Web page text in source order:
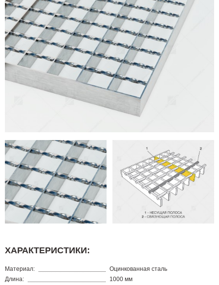
ХАРАКТЕРИСТИКИ:
Материал:
Оцинкованная сталь
Длина:
1000 мм